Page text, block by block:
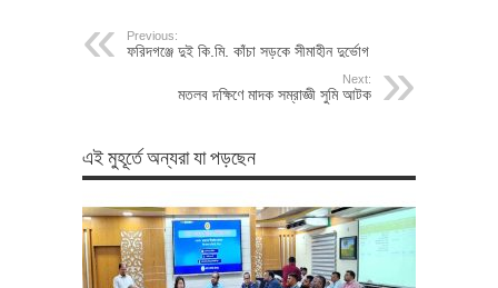
Previous:
ফরিদগঞ্জে দুই কি.মি. কাঁচা সড়কে সীমাহীন দুর্ভোগ
Next:
মতলব দক্ষিণে মাদক সম্রাজ্ঞী সুমি আটক
এই মুহূর্তে অন্যরা যা পড়ছেন